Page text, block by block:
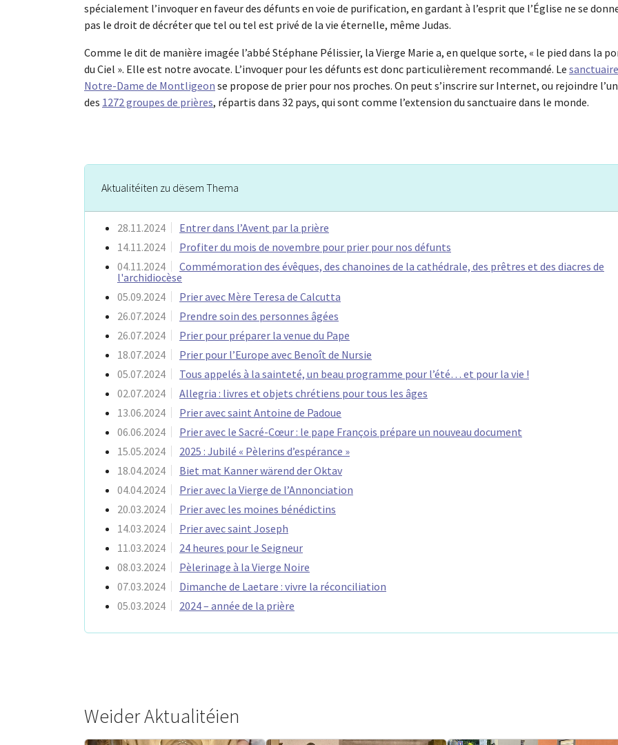
spécialement l’invoquer en faveur des défunts en voie de purification, en gardant à l’esprit que l’Église ne se
pas le droit de décréter que tel ou tel est privé de la vie éternelle, même Judas.
Comme le dit de manière imagée l’abbé Stéphane Pélissier, la Vierge Marie a, en quelque sorte, « le pied dans la
du Ciel ». Elle est notre avocate. L’invoquer pour les défunts est donc particulièrement recommandé. Le
Notre-Dame de Montligeon se propose de prier pour nos proches. On peut s’inscrire sur Internet, ou rejoindre l’un
des 1272 groupes de prières, répartis dans 32 pays, qui sont comme l’extension du sanctuaire dans le monde.
Aktualitéiten zu dësem Thema
28.11.2024
Entrer dans l’Avent par la prière
14.11.2024
Profiter du mois de novembre pour prier pour nos défunts
04.11.2024
Commémoration des évêques, des chanoines de la cathédrale, des prêtres et des diacres de
l'archidiocèse
05.09.2024
Prier avec Mère Teresa de Calcutta
26.07.2024
Prendre soin des personnes âgées
26.07.2024
Prier pour préparer la venue du Pape
18.07.2024
Prier pour l’Europe avec Benoît de Nursie
05.07.2024
Tous appelés à la sainteté, un beau programme pour l’été… et pour la vie !
02.07.2024
Allegria : livres et objets chrétiens pour tous les âges
13.06.2024
Prier avec saint Antoine de Padoue
06.06.2024
Prier avec le Sacré-Cœur : le pape François prépare un nouveau document
15.05.2024
2025 : Jubilé « Pèlerins d’espérance »
18.04.2024
Biet mat Kanner wärend der Oktav
04.04.2024
Prier avec la Vierge de l’Annonciation
20.03.2024
Prier avec les moines bénédictins
14.03.2024
Prier avec saint Joseph
11.03.2024
24 heures pour le Seigneur
08.03.2024
Pèlerinage à la Vierge Noire
07.03.2024
Dimanche de Laetare : vivre la réconciliation
05.03.2024
2024 – année de la prière
Weider Aktualitéien